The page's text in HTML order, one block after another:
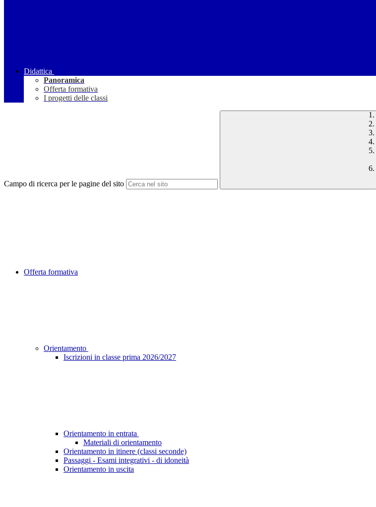
Didattica
Panoramica
Offerta formativa
I progetti delle classi
Campo di ricerca per le pagine del sito
Offerta formativa
Orientamento
Iscrizioni in classe prima 2026/2027
Orientamento in entrata
Materiali di orientamento
Orientamento in itinere (classi seconde)
Passaggi - Esami integrativi - di idoneità
Orientamento in uscita